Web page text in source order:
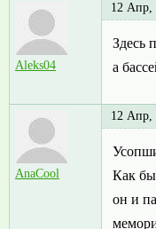
Aleks04
12 Апр,
Здесь
а
AnaCool
12 Апр,
Как бы
он и